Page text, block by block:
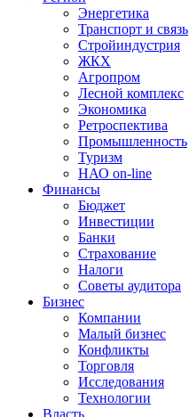
Энергетика
Транспорт и связь
Стройиндустрия
ЖКХ
Агропром
Лесной комплекс
Экономика
Ретроспектива
Промышленность
Туризм
НАО on-line
Финансы
Бюджет
Инвестиции
Банки
Страхование
Налоги
Советы аудитора
Бизнес
Компании
Малый бизнес
Конфликты
Торговля
Исследования
Технологии
Власть